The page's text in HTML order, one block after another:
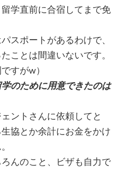
学直前に合宿してまで免
スポートがあるわけで、
ことは間違いないです。
すがw）
のために用意できたのは
ントさんに依頼してと
協とか余計にお金をかけ
んのこと、ビザも自力で